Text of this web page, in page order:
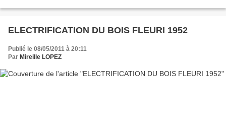
ELECTRIFICATION DU BOIS FLEURI 1952
Publié le 08/05/2011 à 20:11
Par Mireille LOPEZ